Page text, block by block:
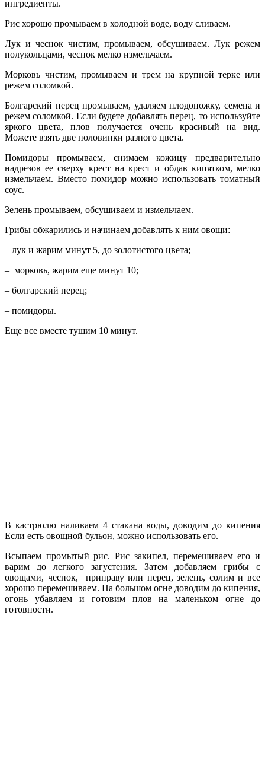
ингредиенты.
Рис хорошо промываем в холодной воде, воду сливаем.
Лук и чеснок чистим, промываем, обсушиваем. Лук режем
полукольцами, чеснок мелко измельчаем.
Морковь чистим, промываем и трем на крупной терке или
режем соломкой.
Болгарский перец промываем, удаляем плодоножку, семена и
режем соломкой. Если будете добавлять перец, то используйте
яркого цвета, плов получается очень красивый на вид.
Можете взять две половинки разного цвета.
Помидоры промываем, снимаем кожицу предварительно
надрезов ее сверху крест на крест и обдав кипятком, мелко
измельчаем. Вместо помидор можно использовать томатный
соус.
Зелень промываем, обсушиваем и измельчаем.
Грибы обжарились и начинаем добавлять к ним овощи:
– лук и жарим минут 5, до золотистого цвета;
– морковь, жарим еще минут 10;
– болгарский перец;
– помидоры.
Еще все вместе тушим 10 минут.
В кастрюлю наливаем 4 стакана воды, доводим до кипения
Если есть овощной бульон, можно использовать его.
Всыпаем промытый рис. Рис закипел, перемешиваем его и
варим до легкого загустения. Затем добавляем грибы с
овощами, чеснок, приправу или перец, зелень, солим и все
хорошо перемешиваем. На большом огне доводим до кипения,
огонь убавляем и готовим плов на маленьком огне до
готовности.